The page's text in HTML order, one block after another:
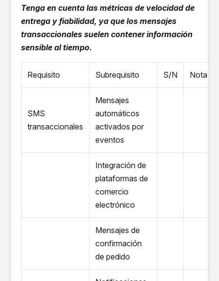
Tenga en cuenta las métricas de velocidad de
entrega y fiabilidad, ya que los mensajes
transaccionales suelen contener información
sensible al tiempo.
Requisito Subrequisito S/N Notas
SMS
transaccionales
Mensajes
automáticos
activados por
eventos
Integración de
plataformas de
comercio
electrónico
Mensajes de
confirmación
de pedido